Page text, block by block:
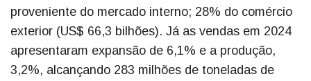
proveniente do mercado interno; 28% do comércio
exterior (US$ 66,3 bilhões). Já as vendas em 2024
apresentaram expansão de 6,1% e a produção,
3,2%, alcançando 283 milhões de toneladas de